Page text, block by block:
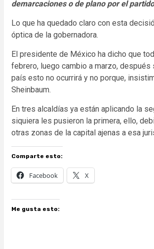
demarcaciones o de plano por el
Lo que ha quedado claro con esta
óptica de la gobernadora.
El presidente de México ha dicho que
febrero, luego cambio a marzo, después
país esto no ocurrirá y no porque,
Sheinbaum.
En tres alcaldías ya están aplicando la
siquiera les pusieron la primera, ello,
otras zonas de la capital ajenas a esa
Comparte esto:
Facebook X
Me gusta esto: